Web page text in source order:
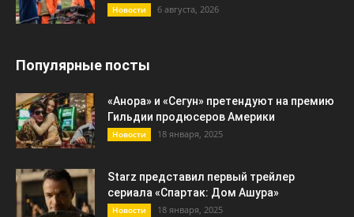
Новости 6 августа, 2026
Популярные посты
«Анора» и «Сегун» претендуют на премию
Гильдии продюсеров Америки
Новости 18 января, 2025
Starz представил первый трейлер
сериала «Спартак: Дом Ашура»
Новости 18 января, 2025